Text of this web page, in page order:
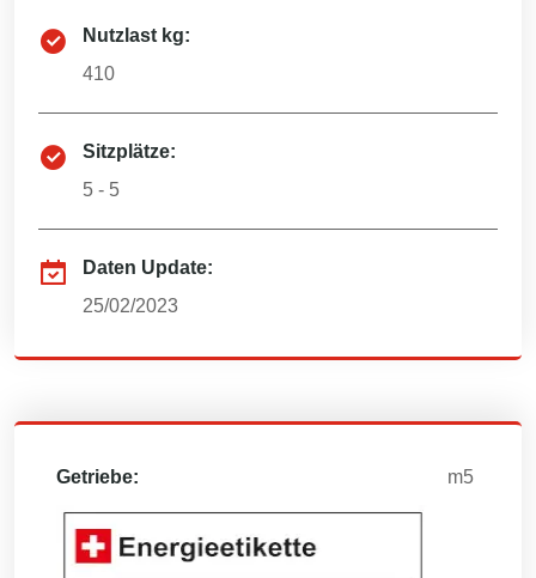
Nutzlast kg:
410
Sitzplätze:
5 - 5
Daten Update:
25/02/2023
Getriebe: m5